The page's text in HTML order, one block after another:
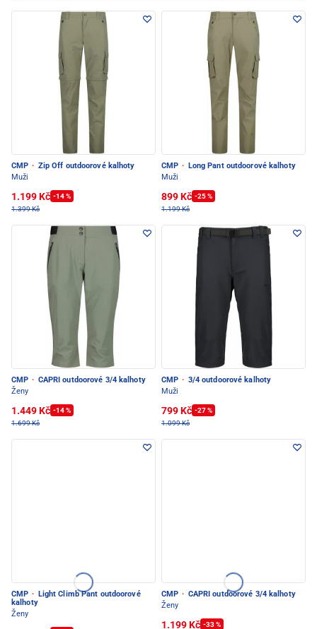
CMP · Zip Off outdoorové kalhoty
Muži
1.199 Kč -14 %
1.399 Kč
CMP ·
Long Pant outdoorové kalhoty
Muži
899 Kč -25 %
1.199 Kč
CMP · CAPRI outdoorové 3/4 kalhoty
Ženy
1.449 Kč -14 %
1.699 Kč
CMP · 3/4 outdoorové kalhoty
Muži
799 Kč -27 %
1.099 Kč
CMP ·
Light Climb Pant outdoorové
kalhoty
Ženy
CMP · CAPRI outdoorové 3/4 kalhoty
Ženy
1.199 Kč -33 %